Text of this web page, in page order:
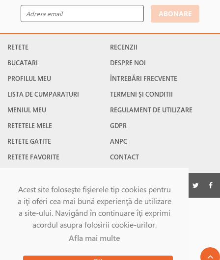
Acest site foloseşte fişierele tip cookies pentru
a iţi oferi cea mai bună experienţă de utilizare
a site-ului. Navigând în continuare îţi exprimi
acordul asupra folosirii cookie-urilor.
Afla mai multe
ABONARE
RETETE
BUCATARI
PROFILUL MEU
LISTA DE CUMPARATURI
MENIUL MEU
RETETELE MELE
RETETE GATITE
RETETE FAVORITE
RECENZII
DESPRE NOI
ÎNTREBĂRI FRECVENTE
TERMENI ȘI CONDITII
REGULAMENT DE UTILIZARE
GDPR
ANPC
CONTACT
©Gatesc.ro 2026